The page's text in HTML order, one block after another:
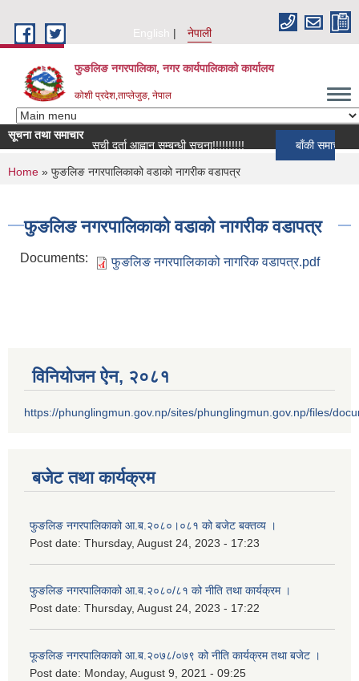
English
नेपाली
फुङलिङ नगरपालिका, नगर कार्यपालिकाको कार्यालय
कोशी प्रदेश,ताप्लेजुङ, नेपाल
सूचना तथा समाचार
सूची दर्ता आह्वान सम्बन्धी सूचना!!!!!!!!!!
बाँकी समाचार
You are here
Home » फुङलिङ नगरपालिकाको वडाको नागरीक वडापत्र
फुङलिङ नगरपालिकाको वडाको नागरीक वडापत्र
Documents: फुङलिङ नगरपालिकाको नागरिक वडापत्र.pdf
विनियोजन ऐन‚ २०८१
https://phunglingmun.gov.np/sites/phunglingmun.gov.np/files/
बजेट तथा कार्यक्रम
फुङलिङ नगरपालिकाको आ.ब.२०८०।०८१ को बजेट बक्तव्य ।
Post date: Thursday, August 24, 2023 - 17:23
फुङलिङ नगरपालिकाको आ.ब.२०८०/८१ को नीति तथा कार्यक्रम ।
Post date: Thursday, August 24, 2023 - 17:22
फूङलिङ नगरपालिकाको आ.ब.२०७८/०७९ को नीति कार्यक्रम तथा बजेट ।
Post date: Monday, August 9, 2021 - 09:25